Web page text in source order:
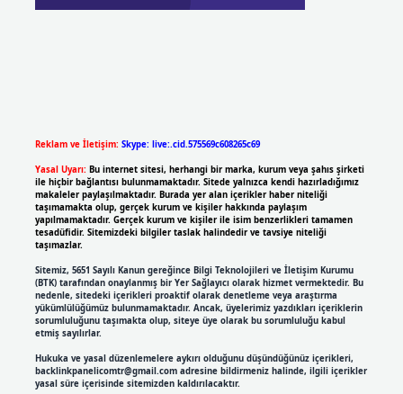
Reklam ve İletişim: Skype: live:.cid.575569c608265c69
Yasal Uyarı: Bu internet sitesi, herhangi bir marka, kurum veya şahıs şirketi
ile hiçbir bağlantısı bulunmamaktadır. Sitede yalnızca kendi hazırladığımız
makaleler paylaşılmaktadır. Burada yer alan içerikler haber niteliği
taşımamakta olup, gerçek kurum ve kişiler hakkında paylaşım
yapılmamaktadır. Gerçek kurum ve kişiler ile isim benzerlikleri tamamen
tesadüfidir. Sitemizdeki bilgiler taslak halindedir ve tavsiye niteliği
taşımazlar.
Sitemiz, 5651 Sayılı Kanun gereğince Bilgi Teknolojileri ve İletişim Kurumu
(BTK) tarafından onaylanmış bir Yer Sağlayıcı olarak hizmet vermektedir. Bu
nedenle, sitedeki içerikleri proaktif olarak denetleme veya araştırma
yükümlülüğümüz bulunmamaktadır. Ancak, üyelerimiz yazdıkları içeriklerin
sorumluluğunu taşımakta olup, siteye üye olarak bu sorumluluğu kabul
etmiş sayılırlar.
Hukuka ve yasal düzenlemelere aykırı olduğunu düşündüğünüz içerikleri,
backlinkpanelicomtr@gmail.comadresine bildirmeniz halinde, ilgili içerikler
yasal süre içerisinde sitemizden kaldırılacaktır.